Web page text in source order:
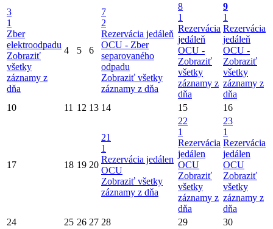
3
1
Zber
elektroodpadu
Zobraziť
všetky
záznamy z
dňa
4 5 6
7
2
Rezervácia jedáleň
OCU - Zber
separovaného
odpadu
Zobraziť všetky
záznamy z dňa
8
1
Rezervácia
jedáleň
OCU -
Zobraziť
všetky
záznamy z
dňa
9
1
Rezervácia
jedáleň
OCU -
Zobraziť
všetky
záznamy z
dňa
10
11 12 13 14 15 16
17 18 19 20
21
1
Rezervácia jedálen
OCU
Zobraziť všetky
záznamy z dňa
22
1
Rezervácia
jedálen
OCU
Zobraziť
všetky
záznamy z
dňa
23
1
Rezervácia
jedálen
OCU
Zobraziť
všetky
záznamy z
dňa
24
25 26 27 28 29
30